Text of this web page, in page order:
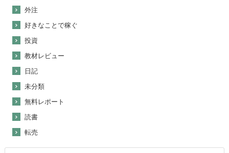
外注
好きなことで稼ぐ
投資
教材レビュー
日記
未分類
無料レポート
読書
転売